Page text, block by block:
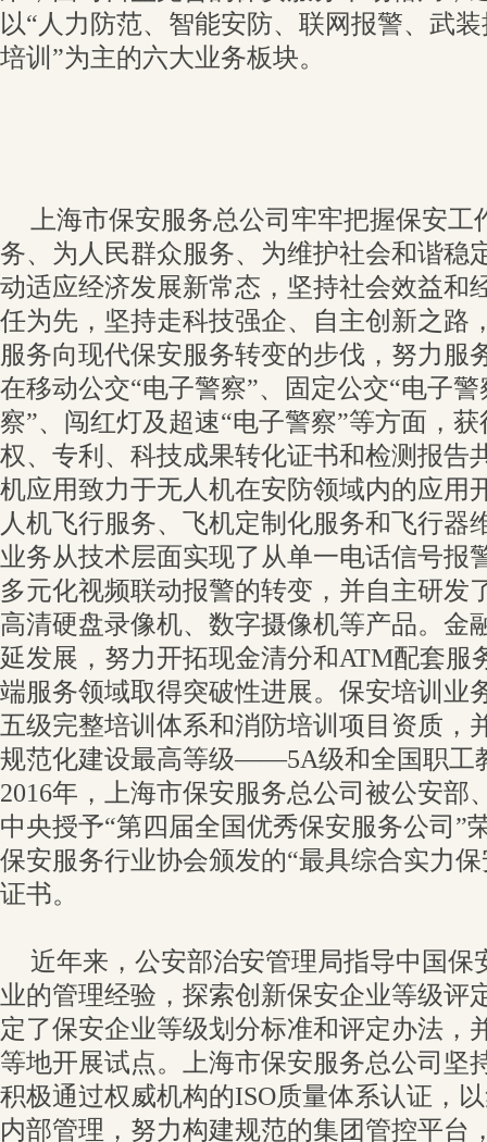
以“人力防范、智能安防、联网报警、武
培训”为主的六大业务板块。
上海市保安服务总公司牢牢把握保安
务、为人民群众服务、为维护社会和谐稳
动适应经济发展新常态，坚持社会效益和
任为先，坚持走科技强企、自主创新之路
服务向现代保安服务转变的步伐，努力服
在移动公交“电子警察”、固定公交“电子
察”、闯红灯及超速“电子警察”等方面，
权、专利、科技成果转化证书和检测报告
机应用致力于无人机在安防领域内的应用
人机飞行服务、飞机定制化服务和飞行器
业务从技术层面实现了从单一电话信号报
多元化视频联动报警的转变，并自主研发
高清硬盘录像机、数字摄像机等产品。金
延发展，努力开拓现金清分和ATM配套服
端服务领域取得突破性进展。保安培训业
五级完整培训体系和消防培训项目资质，
规范化建设最高等级——5A级和全国职工
2016年，上海市保安服务总公司被公安部
中央授予“第四届全国优秀保安服务公司”
保安服务行业协会颁发的“最具综合实力
证书。
近年来，公安部治安管理局指导中国保
业的管理经验，探索创新保安企业等级评
定了保安企业等级划分标准和评定办法，
等地开展试点。上海市保安服务总公司坚
积极通过权威机构的ISO质量体系认证，
内部管理，努力构建规范的集团管控平台